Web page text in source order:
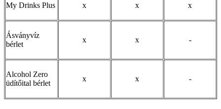
My Drinks Plus x x x
Ásványvíz
bérlet
x x -
Alcohol Zero
üdítőital bérlet
x x -